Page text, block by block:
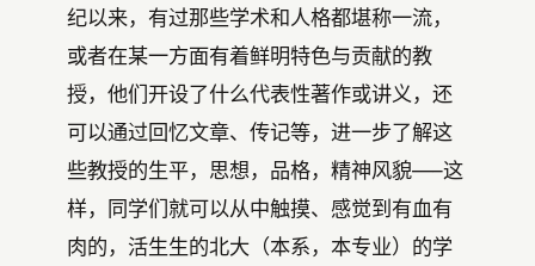
纪以来，有过那些学术和人格都堪称一流，
或者在某一方面有着鲜明特色与贡献的教
授，他们开设了什么代表性著作或讲义，还
可以通过回忆文章、传记等，进一步了解这
些教授的生平，思想，品格，精神风貌—–这
样，同学们就可以从中触摸、感觉到有血有
肉的，活生生的北大（本系，本专业）的学